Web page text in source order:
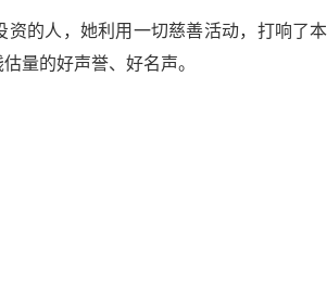
资的人，她利用一切慈善活动，打响了
量的好声誉、好名声。